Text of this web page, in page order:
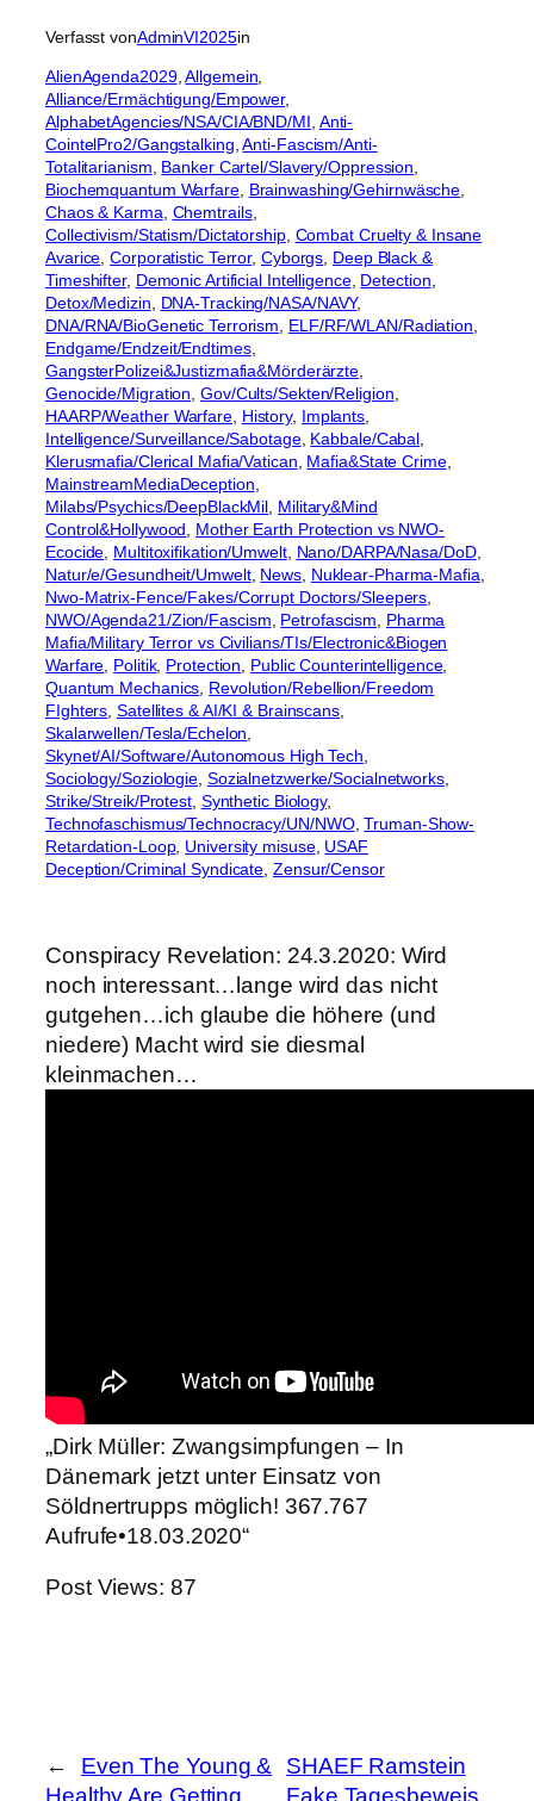
Verfasst vonAdminVI2025in
AlienAgenda2029, Allgemein
Alliance/Ermächtigung/Empower
AlphabetAgencies/NSA/CIA/BND/MI Anti-
CointelPro2/Gangstalking , Anti-Fascism/Anti-
Totalitarianism Banker Cartel/Slavery/Oppression
Biochemquantum Warfare, Brainwashing/Gehirnwäsche
Chaos & Karma Chemtrails
Collectivism/Statism/Dictatorship, Combat Cruelty & Insane
Avarice , Corporatistic Terror, Cyborgs Deep Black &
Timeshifter, Demonic Artificial Intelligence, Detection
Detox/Medizin
DNA-Tracking/NASA/NAVY
DNA/RNA/BioGenetic Terrorism
ELF/RF/WLAN/Radiation
Endgame/Endzeit/Endtimes
GangsterPolizei&Justizmafia&Mörderärzte
Genocide/Migration , Gov/Cults/Sekten/Religion
HAARP/Weather Warfare, History, Implants
Intelligence/Surveillance/Sabotage, Kabbale/Cabal
Klerusmafia/Clerical Mafia/Vatican Mafia&State Crime
MainstreamMediaDeception
Milabs/Psychics/DeepBlackMil Military&Mind
Control&Hollywood
Mother Earth Protection vs NWO-
Ecocide Multitoxifikation/Umwelt, Nano/DARPA/Nasa/DoD
Natur/e/Gesundheit/Umwelt, News, Nuklear-Pharma-Mafia
Nwo-Matrix-Fence/Fakes/Corrupt Doctors/Sleepers
NWO/Agenda21/Zion/Fascism Petrofascism
Pharma
Mafia/Military Terror vs Civilians/TIs/Electronic&Biogen
Warfare Politik, Protection Public Counterintelligence
Quantum Mechanics Revolution/Rebellion/Freedom
FIghters , Satellites & AI/KI & Brainscans
Skalarwellen/Tesla/Echelon
Skynet/AI/Software/Autonomous High Tech
Sociology/Soziologie Sozialnetzwerke/Socialnetworks
Strike/Streik/Protest, Synthetic Biology
Technofaschismus/Technocracy/UN/NWO, Truman-Show-
Retardation-Loop, University misuse, USAF
Deception/Criminal Syndicate , Zensur/Censor
Conspiracy Revelation: 24.3.2020: Wird
noch interessant…lange wird das nicht
gutgehen…ich glaube die höhere (und
niedere) Macht wird sie diesmal
kleinmachen…
„Dirk Müller: Zwangsimpfungen – In
Dänemark jetzt unter Einsatz von
Söldnertrupps möglich! 367.767
Aufrufe•18.03.2020“
Post Views: 87
←
Even The Young &
Healthy Are Getting
SHAEF Ramstein
Fake Tagesbeweis